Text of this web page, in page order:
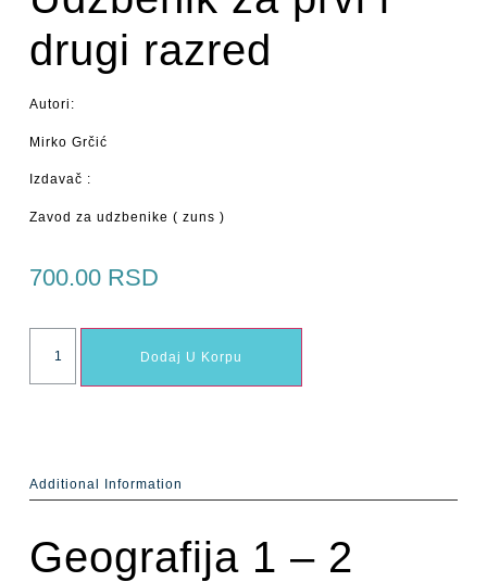
drugi razred
Autori:
Mirko Grčić
Izdavač :
Zavod za udzbenike ( zuns )
700.00 RSD
Dodaj U Korpu
Additional Information
Geografija 1 – 2